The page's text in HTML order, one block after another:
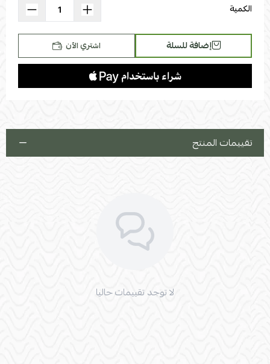
الكمية
إضافة للسلة اشتري الآن
تقييمات المنتج
لا توجد تقييمات حاليا